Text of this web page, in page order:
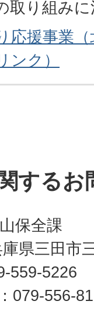
取り組み
応援事業
ンク）
するお
保全課
県三田市
559-5226
079-556-